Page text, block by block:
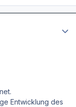
Entwicklung des